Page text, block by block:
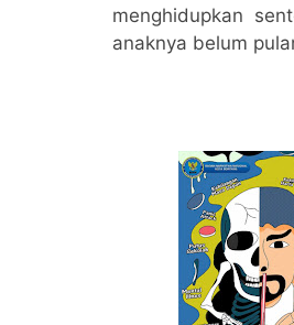
menghidupkan
anaknya belum